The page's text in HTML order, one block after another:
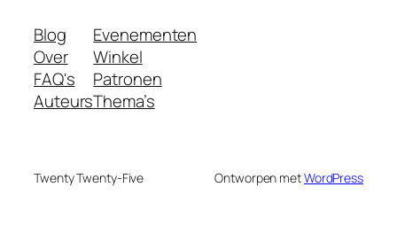
Blog
Over
FAQ's
Auteurs
Evenementen
Winkel
Patronen
Thema’s
Twenty Twenty-Five Ontworpen metWordPress